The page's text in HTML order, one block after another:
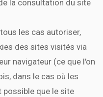
la consultation du site
les cas autoriser,
des sites visités via
navigateur (ce que l'on
dans le cas où les
que le site